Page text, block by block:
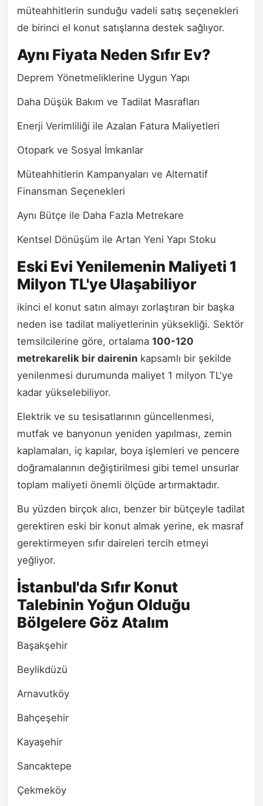
müteahhitlerin sunduğu vadeli satış seçenekleri
de birinci el konut satışlarına destek sağlıyor.
Aynı Fiyata Neden Sıfır Ev?
Deprem Yönetmeliklerine Uygun Yapı
Daha Düşük Bakım ve Tadilat Masrafları
Enerji Verimliliği ile Azalan Fatura Maliyetleri
Otopark ve Sosyal İmkanlar
Müteahhitlerin Kampanyaları ve Alternatif
Finansman Seçenekleri
Aynı Bütçe ile Daha Fazla Metrekare
Kentsel Dönüşüm ile Artan Yeni Yapı Stoku
Eski Evi Yenilemenin Maliyeti 1
Milyon TL'ye Ulaşabiliyor
ikinci el konut satın almayı zorlaştıran bir başka
neden ise tadilat maliyetlerinin yüksekliği. Sektör
temsilcilerine göre, ortalama 100-120
metrekarelik bir dairenin kapsamlı bir şekilde
yenilenmesi durumunda maliyet 1 milyon TL'ye
kadar yükselebiliyor.
Elektrik ve su tesisatlarının güncellenmesi,
mutfak ve banyonun yeniden yapılması, zemin
kaplamaları, iç kapılar, boya işlemleri ve pencere
doğramalarının değiştirilmesi gibi temel unsurlar
toplam maliyeti önemli ölçüde artırmaktadır.
Bu yüzden birçok alıcı, benzer bir bütçeyle tadilat
gerektiren eski bir konut almak yerine, ek masraf
gerektirmeyen sıfır daireleri tercih etmeyi
yeğliyor.
İstanbul'da Sıfır Konut
Talebinin Yoğun Olduğu
Bölgelere Göz Atalım
Başakşehir
Beylikdüzü
Arnavutköy
Bahçeşehir
Kayaşehir
Sancaktepe
Çekmeköy